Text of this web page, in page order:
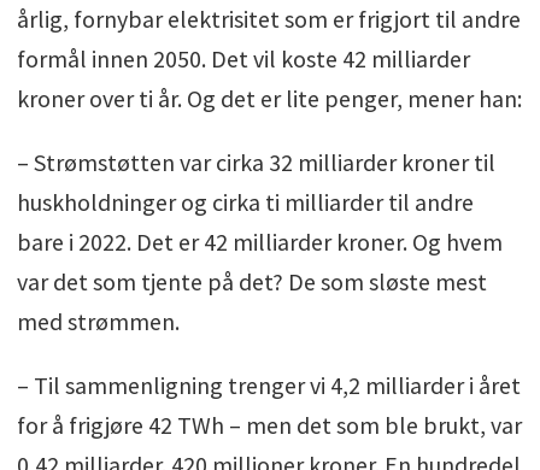
årlig, fornybar elektrisitet som er frigjort til andre
formål innen 2050. Det vil koste 42 milliarder
kroner over ti år. Og det er lite penger, mener han:
– Strømstøtten var cirka 32 milliarder kroner til
huskholdninger og cirka ti milliarder til andre
bare i 2022. Det er 42 milliarder kroner. Og hvem
var det som tjente på det? De som sløste mest
med strømmen.
– Til sammenligning trenger vi 4,2 milliarder i året
for å frigjøre 42 TWh – men det som ble brukt, var